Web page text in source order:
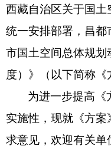
西藏自治区关于国
统一安排部署， 昌都
市国土空间总体规划
度）》（以下简称《
为进一步提高《
实施性，现就《方
求意见，欢迎有关